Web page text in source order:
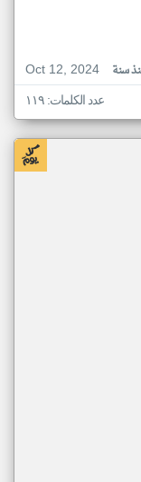
Oct 12, 2024
سنة
عدد الكلمات: ١١٩